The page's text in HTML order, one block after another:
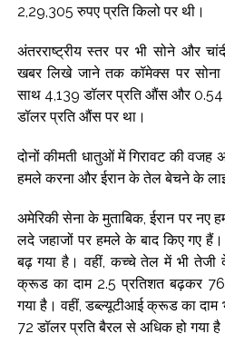
2,29,305 रुपए प्रति किलो पर थी।
अंतरराष्ट्रीय स्तर पर भी सोने और
खबर लिखे जाने तक कॉमेक्स पर
साथ 4,139 डॉलर प्रति औंस और 0.54
डॉलर प्रति औंस पर था।
दोनों कीमती धातुओं में गिरावट की वजह
हमले करना और ईरान के तेल बेचने के
अमेरिकी सेना के मुताबिक, ईरान पर नए
लदे जहाजों पर हमले के बाद किए गए
बढ़ गया है। वहीं, कच्चे तेल में भी तेजी
क्रूड का दाम 2.5 प्रतिशत बढ़कर
गया है। वहीं, डब्ल्यूटीआई क्रूड का
72 डॉलर प्रति बैरल से अधिक हो गया